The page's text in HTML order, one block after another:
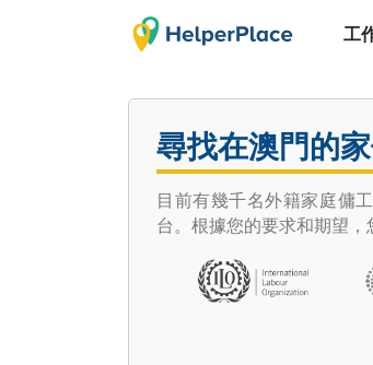
工
尋找在澳門的
目前有幾千名外籍家庭傭
台。根據您的要求和期望，